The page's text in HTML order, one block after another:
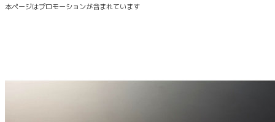
本ページはプロモーションが含まれています